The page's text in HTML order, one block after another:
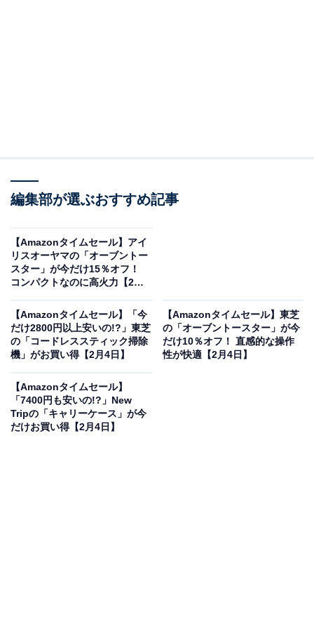
の靴の乾燥にも便利。安全面もバッチリで、温度センサ
ー・サーモスタット・温度ヒューズの3重構造で過熱を
ユーザーからは「ツインノズルで家族と一緒に使えて便
利！」「アロマ機能が予想以上に良く、寝るのが楽しみ
になりました」という声があがっています。睡眠環境を
より向上させたい人は、購入を検討してみてもよいかも
しれません。
編集部が選ぶおすすめ記事
【Amazonタイムセール】アイ
リスオーヤマの「オーブントー
スター」が今だけ15％オフ！
コンパクトなのに高火力【2月4
【Amazonタイムセール】「今
だけ2800円以上安いの!?」東芝
の「コードレススティック掃除
機」がお買い得【2月4日】
【Amazonタイムセール】東芝
の「オーブントースター」が今
だけ10％オフ！ 直感的な操作
性が快適【2月4日】
【Amazonタイムセール】
「7400円も安いの!?」New
Tripの「キャリーケース」が今
だけお買い得【2月4日】